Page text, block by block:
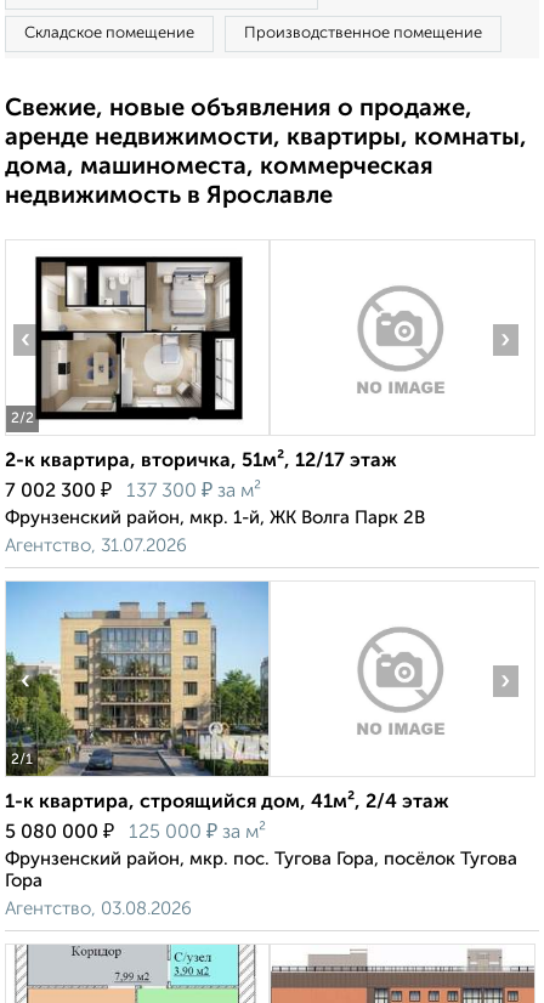
Складское помещение Производственное помещение
Свежие, новые объявления о продаже,
аренде недвижимости, квартиры, комнаты,
дома, машиноместа, коммерческая
недвижимость в Ярославле
2/2
‹ ›
2-к квартира, вторичка, 51м², 12/17 этаж
7 002 300 ₽ 137 300 ₽ за м²
Фрунзенский район, мкр. 1-й, ЖК Волга Парк 2В
Агентство, 31.07.2026
2/1
‹ ›
1-к квартира, строящийся дом, 41м², 2/4 этаж
5 080 000 ₽ 125 000 ₽ за м²
Фрунзенский район, мкр. пос. Тугова Гора, посёлок Тугова
Гора
Агентство, 03.08.2026